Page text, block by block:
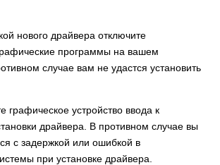
нового драйвера отключите
программы на вашем
случае вам не удастся установить
графическое устройство ввода к
драйвера. В противном случае вы
с задержкой или ошибкой в
при установке драйвера.